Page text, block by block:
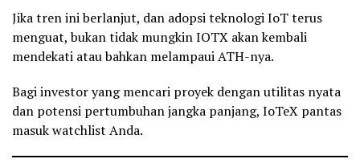
Jika tren ini berlanjut, dan adopsi teknologi IoT terus
menguat, bukan tidak mungkin IOTX akan kembali
mendekati atau bahkan melampaui ATH-nya.
Bagi investor yang mencari proyek dengan utilitas nyata
dan potensi pertumbuhan jangka panjang, IoTeX pantas
masuk watchlist Anda.